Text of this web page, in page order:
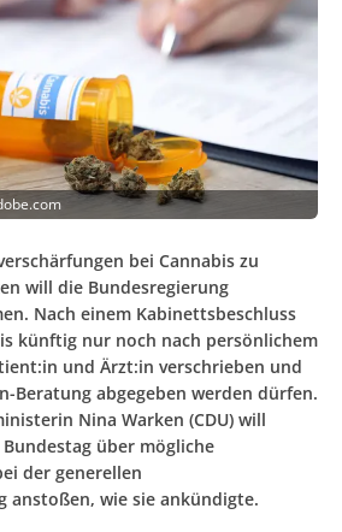
bei Cannabis zu
will die Bundesregierung
Nach einem Kabinettsbeschluss
künftig nur noch nach persönlichem
und Ärzt:in verschrieben und
Beratung abgegeben werden dürfen.
Nina Warken (CDU) will
über mögliche
der generellen
anstoßen, wie sie ankündigte.